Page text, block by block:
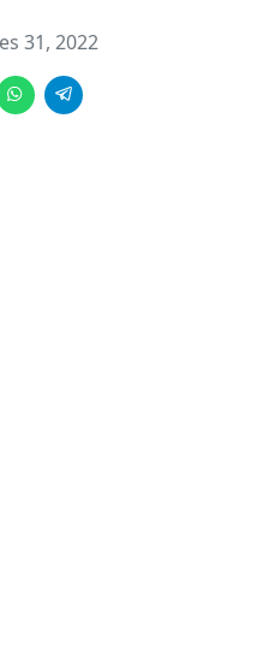
31, 2022